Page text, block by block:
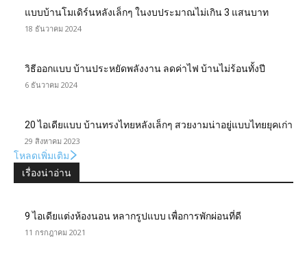
แบบบ้านโมเดิร์นหลังเล็กๆ ในงบประมาณไม่เกิน 3 แสนบาท
18 ธันวาคม 2024
วิธีออกแบบ บ้านประหยัดพลังงาน ลดค่าไฟ บ้านไม่ร้อนทั้งปี
6 ธันวาคม 2024
20 ไอเดียแบบ บ้านทรงไทยหลังเล็กๆ สวยงามน่าอยู่แบบไทยยุคเก่า
29 สิงหาคม 2023
โหลดเพิ่มเติม
เรื่องน่าอ่าน
9 ไอเดียแต่งห้องนอน หลากรูปแบบ เพื่อการพักผ่อนที่ดี
11 กรกฎาคม 2021